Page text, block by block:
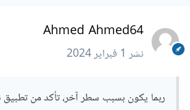
Ahmed Ahmed64
نشر1 فبراير 2024
ربما يكون بسبب سطر آخر، تأكد من